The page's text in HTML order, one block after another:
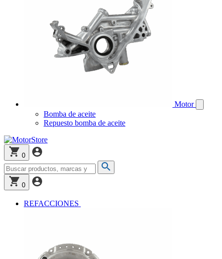
Motor
Bomba de aceite
Repuesto bomba de aceite
0
0
REFACCIONES